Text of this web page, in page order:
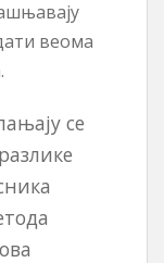
веома
се